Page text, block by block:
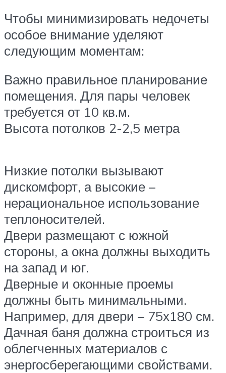
Чтобы минимизировать недочеты
особое внимание уделяют
следующим моментам:
Важно правильное планирование
помещения. Для пары человек
требуется от 10 кв.м.
Высота потолков 2-2,5 метра
Низкие потолки вызывают
дискомфорт, а высокие –
нерациональное использование
теплоносителей.
Двери размещают с южной
стороны, а окна должны выходить
на запад и юг.
Дверные и оконные проемы
должны быть минимальными.
Например, для двери – 75х180 см.
Дачная баня должна строиться из
облегченных материалов с
энергосберегающими свойствами.